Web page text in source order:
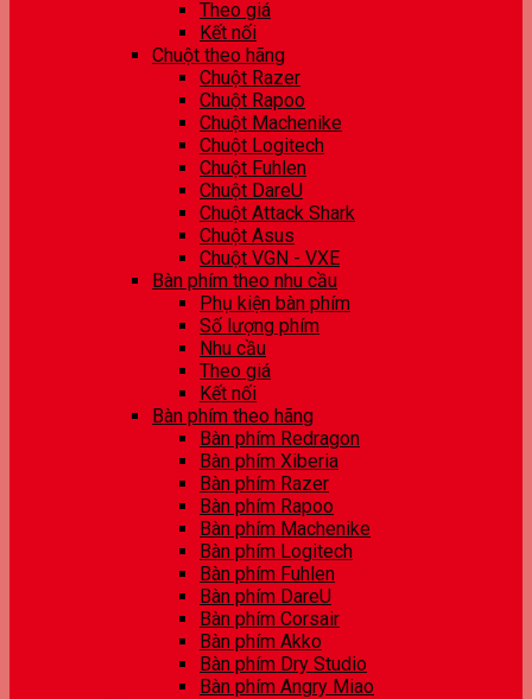
Theo giá
Kết nối
Chuột theo hãng
Chuột Razer
Chuột Rapoo
Chuột Machenike
Chuột Logitech
Chuột Fuhlen
Chuột DareU
Chuột Attack Shark
Chuột Asus
Chuột VGN - VXE
Bàn phím theo nhu cầu
Phụ kiện bàn phím
Số lượng phím
Nhu cầu
Theo giá
Kết nối
Bàn phím theo hãng
Bàn phím Redragon
Bàn phím Xiberia
Bàn phím Razer
Bàn phím Rapoo
Bàn phím Machenike
Bàn phím Logitech
Bàn phím Fuhlen
Bàn phím DareU
Bàn phím Corsair
Bàn phím Akko
Bàn phím Dry Studio
Bàn phím Angry Miao